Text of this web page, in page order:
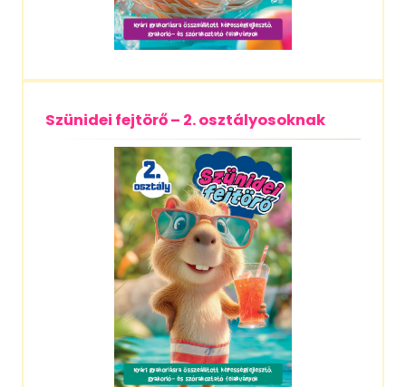
Szünidei fejtörő – 2. osztályosoknak